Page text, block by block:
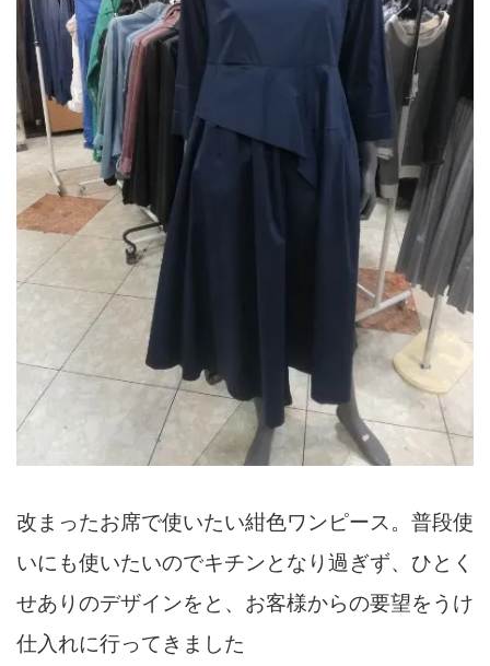
改まったお席で使いたい紺色ワンピース。普段使
いにも使いたいのでキチンとなり過ぎず、ひとく
せありのデザインをと、お客様からの要望をうけ
仕入れに行ってきました